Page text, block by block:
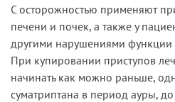
С осторожностью применяют
печени и почек, а также у
другими нарушениями функции
При купировании приступов
начинать как можно раньше,
суматриптана в период ауры,